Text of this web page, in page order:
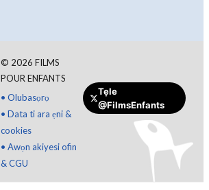
Ṣe ẹbun kan
© 2026 FILMS
POUR ENFANTS
• Olubasọrọ
• Data ti ara ẹni &
cookies
• Awọn akiyesi ofin
& CGU
Tẹle
@FilmsEnfants